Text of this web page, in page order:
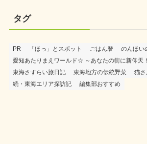
タグ
PR 「ほっ」とスポット ごはん暦 のんほい
愛知あたりまえワールド☆ ～あなたの街に新仰天
東海さすらい旅日記
東海地方の伝統野菜
猫
続・東海エリア探訪記
編集部おすすめ